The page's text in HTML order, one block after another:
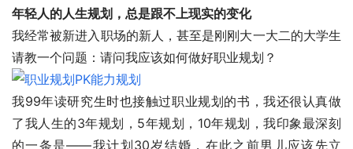
年轻人的人生规划，总是跟不上现实的变化
我经常被新进入职场的新人，甚至是刚刚大一大二的大学生
请教一个问题：请问我应该如何做好职业规划？
我99年读研究生时也接触过职业规划的书，我还很认真做
了我人生的3年规划，5年规划，10年规划，我印象最深刻
的一条是——我计划30岁结婚，在此之前男儿应该先立